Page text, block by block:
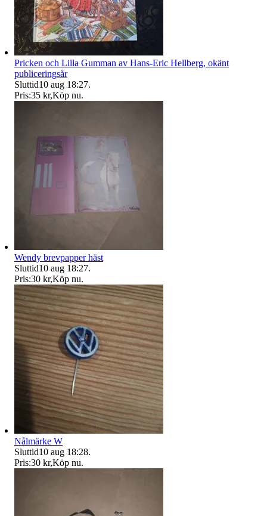
Pricken och Lilla Gumman av Hans-Eric Hellberg, okänt
publiceringsår
Sluttid10 aug 18:27.
Pris:35 kr,Köp nu.
Wendy brevpapper häst
Sluttid10 aug 18:27.
Pris:30 kr,Köp nu.
Nålmärke W
Sluttid10 aug 18:28.
Pris:30 kr,Köp nu.